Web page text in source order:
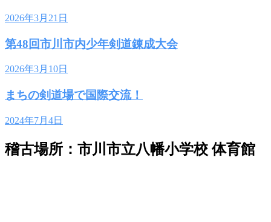
2026年3月21日
第48回市川市内少年剣道錬成大会
2026年3月10日
まちの剣道場で国際交流！
2024年7月4日
稽古場所：市川市立八幡小学校 体育館